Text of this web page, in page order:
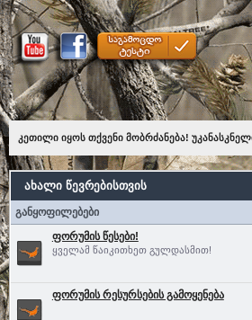
კეთილი იყოს თქვენი მობრძანება!
ახალი წევრებისთვის
განყოფილებები
ფორუმის წესები!
ყველამ წაიკითხეთ გულდასმით!
ფორუმის რესურსების გამოყენება